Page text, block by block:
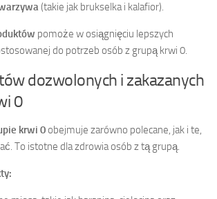
(takie jak brukselka i kalafior).
pomoże w osiągnięciu lepszych
do potrzeb osób z grupą krwi 0.
dozwolonych i zakazanych
0
krwi 0obejmuje zarówno polecane, jak i te,
To istotne dla zdrowia osób z tą grupą.